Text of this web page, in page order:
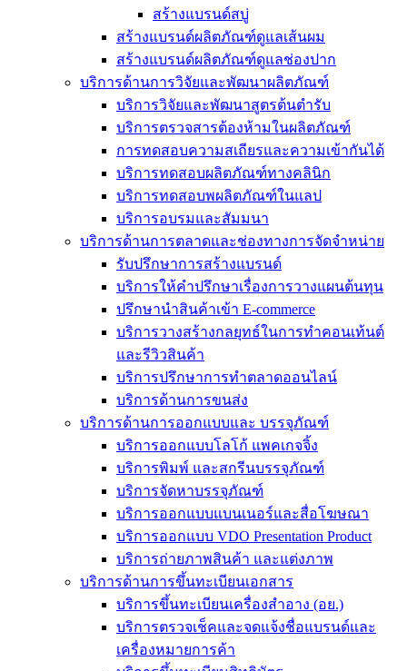
สร้างแบรนด์สบู่
สร้างแบรนด์ผลิตภัณฑ์ดูแลเส้นผม
สร้างแบรนด์ผลิตภัณฑ์ดูแลช่องปาก
บริการด้านการวิจัยและพัฒนาผลิตภัณฑ์
บริการวิจัยและพัฒนาสูตรต้นตำรับ
บริการตรวจสารต้องห้ามในผลิตภัณฑ์
การทดสอบความสเถียรและความเข้ากันได้
บริการทดสอบผลิตภัณฑ์ทางคลินิก
บริการทดสอบพผลิตภัณฑ์ในแลป
บริการอบรมและสัมมนา
บริการด้านการตลาดและช่องทางการจัดจำหน่าย
รับปรึกษาการสร้างแบรนด์
บริการให้คำปรึกษาเรื่องการวางแผนต้นทุน
ปรึกษานำสินค้าเข้า E-commerce
บริการวางสร้างกลยุทธ์ในการทำคอนเท้นต์
และรีวิวสินค้า
บริการปรึกษาการทำตลาดออนไลน์
บริการด้านการขนส่ง
บริการด้านการออกแบบและ บรรจุภัณฑ์
บริการออกแบบโลโก้ แพคเกจจิ้ง
บริการพิมพ์ และสกรีนบรรจุภัณฑ์
บริการจัดหาบรรจุภัณฑ์
บริการออกแบบแบนเนอร์และสื่อโฆษณา
บริการออกแบบ VDO Presentation Product
บริการถ่ายภาพสินค้า และแต่งภาพ
บริการด้านการขึ้นทะเบียนเอกสาร
บริการขึ้นทะเบียนเครื่องสำอาง (อย.)
บริการตรวจเช็คและจดแจ้งชื่อแบรนด์และ
เครื่องหมายการค้า